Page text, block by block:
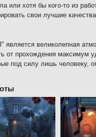
или хотя бы кого-то из
свои лучшие
великолепная
от прохождения максимум
под силу лишь